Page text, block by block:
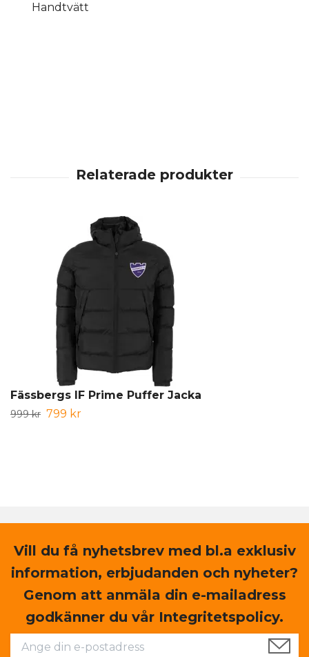
Handtvätt
Fässbergs IF Prime Puffer Jacka
999 kr 799 kr
Vill du få nyhetsbrev med bl.a exklusiv
information, erbjudanden och nyheter?
Genom att anmäla din e-mailadress
godkänner du vår Integritetspolicy.